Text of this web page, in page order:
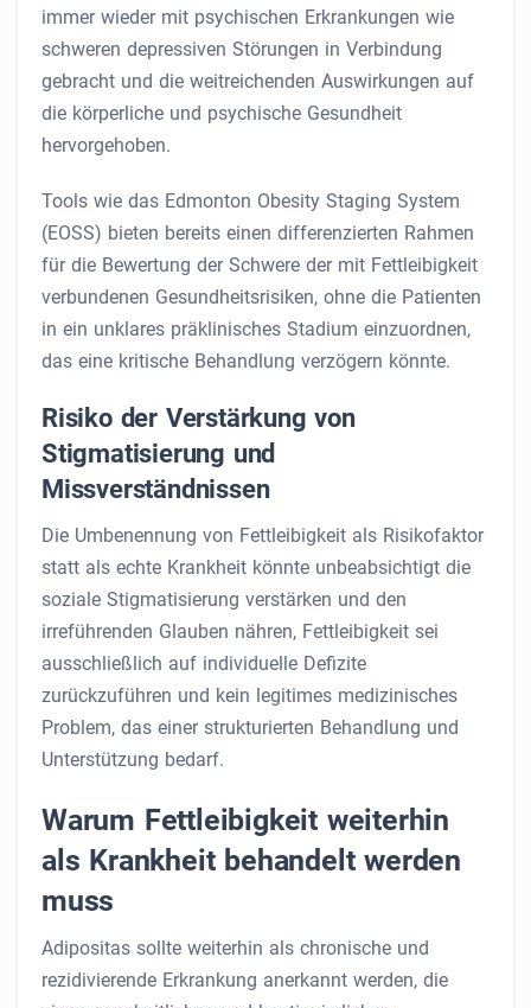
immer wieder mit psychischen Erkrankungen wie
schweren depressiven Störungen in Verbindung
gebracht und die weitreichenden Auswirkungen auf
die körperliche und psychische Gesundheit
hervorgehoben.
Tools wie das Edmonton Obesity Staging System
(EOSS) bieten bereits einen differenzierten Rahmen
für die Bewertung der Schwere der mit Fettleibigkeit
verbundenen Gesundheitsrisiken, ohne die Patienten
in ein unklares präklinisches Stadium einzuordnen,
das eine kritische Behandlung verzögern könnte.
Risiko der Verstärkung von
Stigmatisierung und
Missverständnissen
Die Umbenennung von Fettleibigkeit als Risikofaktor
statt als echte Krankheit könnte unbeabsichtigt die
soziale Stigmatisierung verstärken und den
irreführenden Glauben nähren, Fettleibigkeit sei
ausschließlich auf individuelle Defizite
zurückzuführen und kein legitimes medizinisches
Problem, das einer strukturierten Behandlung und
Unterstützung bedarf.
Warum Fettleibigkeit weiterhin
als Krankheit behandelt werden
muss
Adipositas sollte weiterhin als chronische und
rezidivierende Erkrankung anerkannt werden, die